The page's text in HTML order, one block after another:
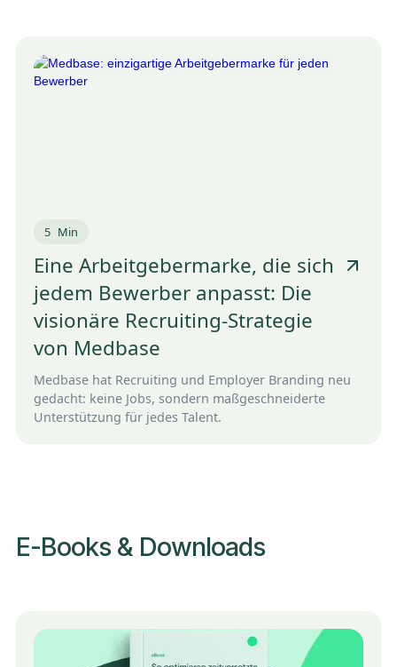
5 Min
Eine Arbeitgebermarke, die sich
jedem Bewerber anpasst: Die
visionäre Recruiting-Strategie
von Medbase
Medbase hat Recruiting und Employer Branding neu
gedacht: keine Jobs, sondern maßgeschneiderte
Unterstützung für jedes Talent.
E-Books & Downloads